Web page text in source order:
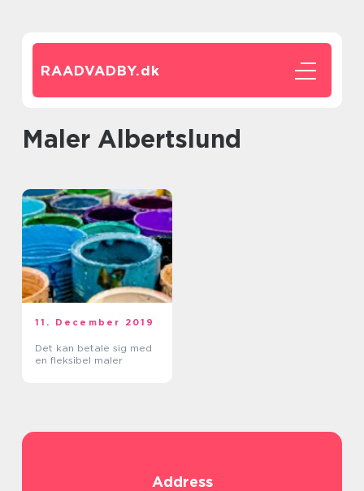
RAADVADBY.dk
Maler Albertslund
11. December 2019
Det kan betale sig med
en fleksibel maler
Address